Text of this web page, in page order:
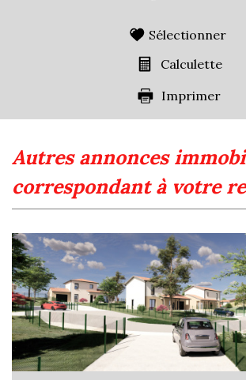
Sélectionner
Calculette
Imprimer
autres annonces immobilières
correspondant à votre